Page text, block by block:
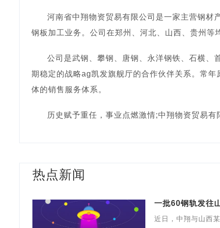
河南省中翔物资贸易有限公司是一家主营钢材
钢板加工业务。公司在郑州、河北、山西、贵州等
公司是武钢、攀钢、唐钢、永洋钢铁、石横、
期稳定的战略ag凯发旗舰厅的合作伙伴关系。常
体的销售服务体系。
历史赋予重任，事业点燃激情;中翔物资贸易
热点新闻
一批60钢轨发往
近日，中翔与山西